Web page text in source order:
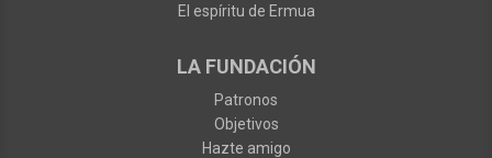
El espíritu de Ermua
LA FUNDACIÓN
Patronos
Objetivos
Hazte amigo